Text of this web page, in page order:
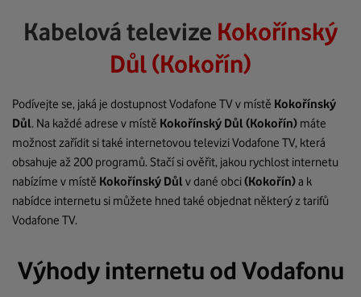
Kabelová televize Kokořínský
Důl (Kokořín)
Podívejte se, jaká je dostupnost Vodafone TV v místě Kokořínský
Důl. Na každé adrese v místě Kokořínský Důl(Kokořín) máte
možnost zařídit si také internetovou televizi Vodafone TV, která
obsahuje až 200 programů. Stačí si ověřit, jakou rychlost internetu
nabízíme v místě Kokořínský Důlv dané obci(Kokořín)a k
nabídce internetu si můžete hned také objednat některý z tarifů
Vodafone TV.
Výhody internetu od Vodafonu